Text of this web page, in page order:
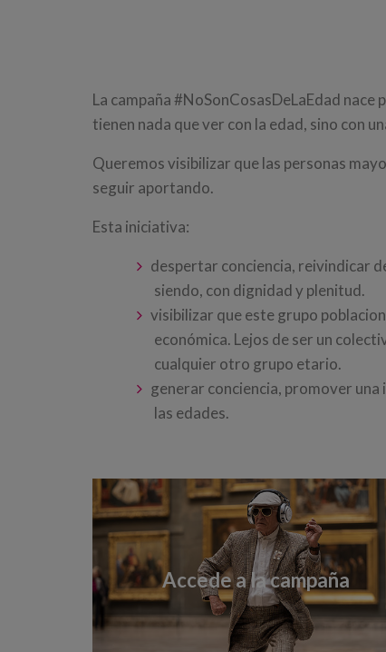
La campaña #NoSonCosasDeLaEdad
tienen nada que ver con la edad, sino con
Queremos visibilizar que las personas
seguir aportando.
Esta iniciativa:
despertar conciencia, reivindicar
siendo, con dignidad y plenitud.
visibilizar que este grupo
económica. Lejos de ser un
cualquier otro grupo etario.
generar conciencia, promover
las edades.
Accede a la campaña